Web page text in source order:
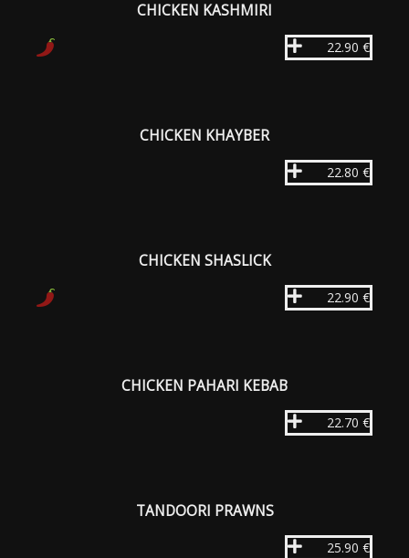
CHICKEN KASHMIRI
22.90 €
CHICKEN KHAYBER
22.80 €
CHICKEN SHASLICK
22.90 €
CHICKEN PAHARI KEBAB
22.70 €
TANDOORI PRAWNS
25.90 €